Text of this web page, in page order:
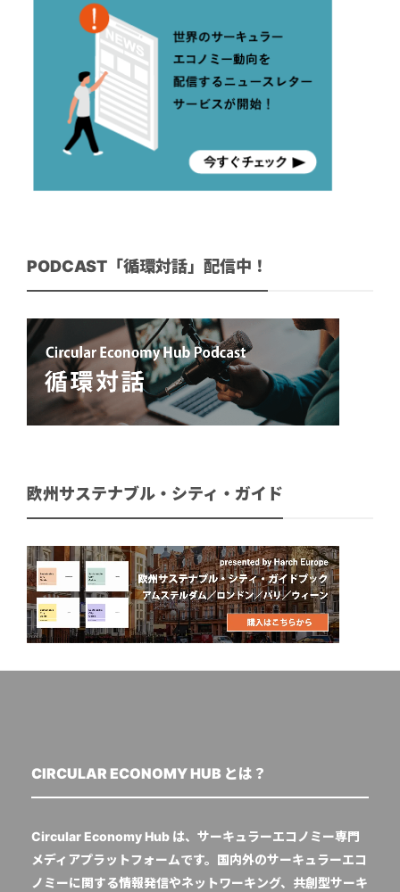
PODCAST「循環対話」配信中！
欧州サステナブル・シティ・ガイド
CIRCULAR ECONOMY HUB とは？
Circular Economy Hub は、サーキュラーエコノミー専門
メディアプラットフォームです。国内外のサーキュラーエコ
ノミーに関する情報発信やネットワーキング、共創型サーキ